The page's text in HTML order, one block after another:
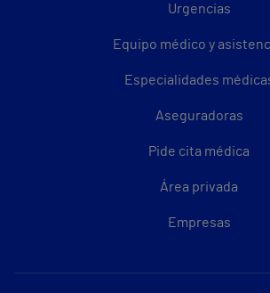
Urgencias
Equipo médico y
Especialidades
Aseguradoras
Pide cita médica
Área privada
Empresas